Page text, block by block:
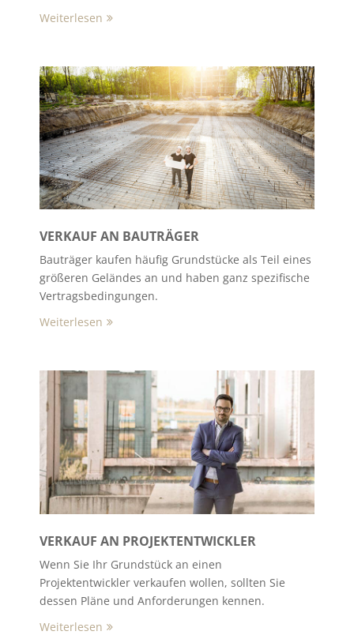
Weiterlesen
VERKAUF AN BAUTRÄGER
Bauträger kaufen häufig Grundstücke als Teil eines
größeren Geländes an und haben ganz spezifische
Vertragsbedingungen.
Weiterlesen
VERKAUF AN PROJEKTENTWICKLER
Wenn Sie Ihr Grundstück an einen
Projektentwickler verkaufen wollen, sollten Sie
dessen Pläne und Anforderungen kennen.
Weiterlesen